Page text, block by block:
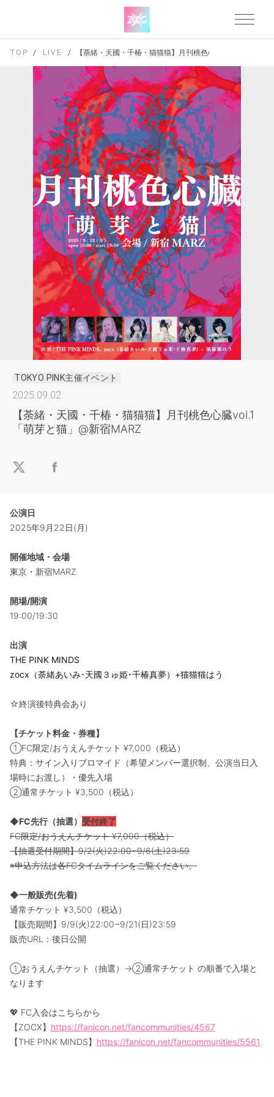
TOP LIVE 【荼緒・天國・千椿・猫猫猫】月刊桃色心臓vol.1 「萌芽と
TOKYO PINK主催イベント
2025.09.02
【荼緒・天國・千椿・猫猫猫】月刊桃色心臓vol.1
「萌芽と猫」@新宿MARZ
公演日
2025年9月22日(月)
開催地域・会場
東京・新宿MARZ
開場/開演
19:00/19:30
出演
THE PINK MINDS
zocx（荼緒あいみ･天國３ゅ姫･千椿真夢）+猫猫猫はう
☆終演後特典会あり
【チケット料金・券種】
①FC限定/おうえんチケット ¥7,000（税込）
特典：サイン入りブロマイド（希望メンバー選択制、公演当日入
場時にお渡し）・優先入場
②通常チケット ¥3,500（税込）
◆FC先行（抽選） 受付終了
FC限定/おうえんチケット ¥7,000（税込）
【抽選受付期間】9/2(火)22:00~9/6(土)23:59
※申込方法は各FCタイムラインをご覧ください。
◆一般販売(先着)
通常チケット ¥3,500（税込）
【販売期間】9/9(火)22:00~9/21(日)23:59
販売URL：後日公開
①おうえんチケット（抽選）→②通常チケット の順番で入場と
なります
💖 FC入会はこちらから
【ZOCX】 https://fanicon.net/fancommunities/4567
【THE PINK MINDS】 https://fanicon.net/fancommunities/5561